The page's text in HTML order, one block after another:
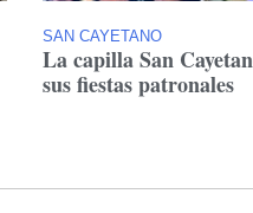
SAN CAYETANO
La capilla San
sus fiestas patronales